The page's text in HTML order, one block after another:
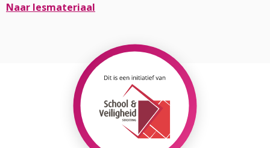
Naar lesmateriaal